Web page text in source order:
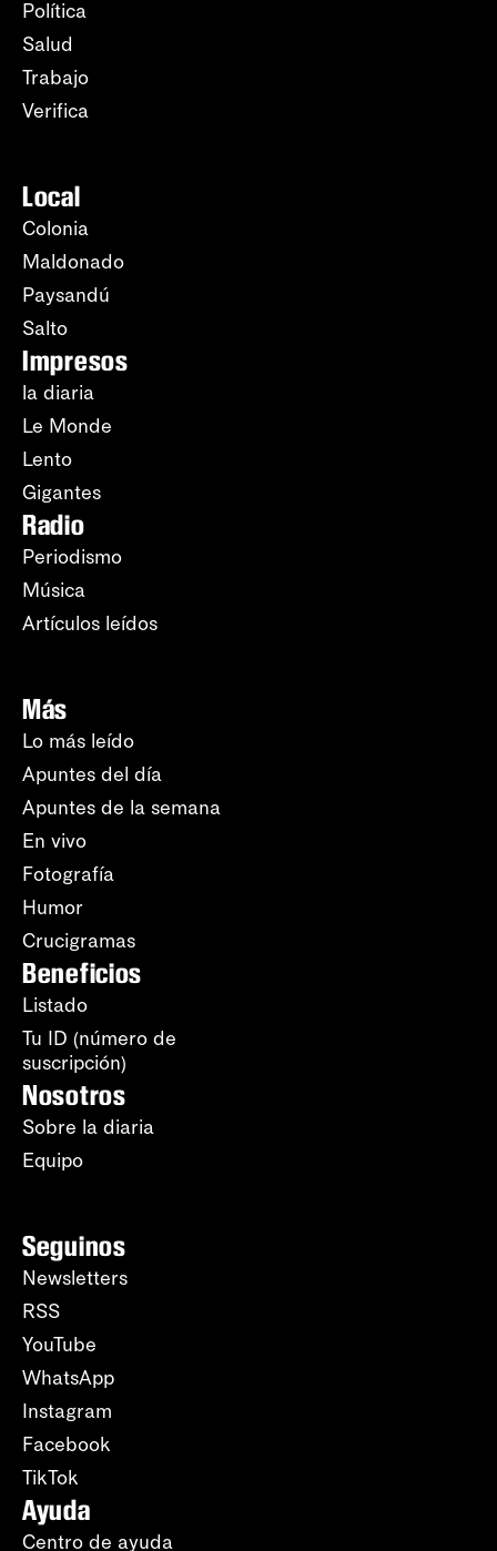
Política
Salud
Trabajo
Verifica
Local
Colonia
Maldonado
Paysandú
Salto
Impresos
la diaria
Le Monde
Lento
Gigantes
Radio
Periodismo
Música
Artículos leídos
Más
Lo más leído
Apuntes del día
Apuntes de la semana
En vivo
Fotografía
Humor
Crucigramas
Beneficios
Listado
Tu ID (número de
suscripción)
Nosotros
Sobre la diaria
Equipo
Seguinos
Newsletters
RSS
YouTube
WhatsApp
Instagram
Facebook
TikTok
Ayuda
Centro de ayuda